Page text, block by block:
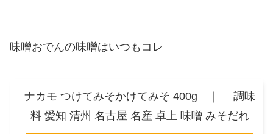
味噌おでんの味噌はいつもコレ
ナカモ つけてみそかけてみそ 400g ｜ 調味
料 愛知 清州 名古屋 名産 卓上 味噌 みそだれ